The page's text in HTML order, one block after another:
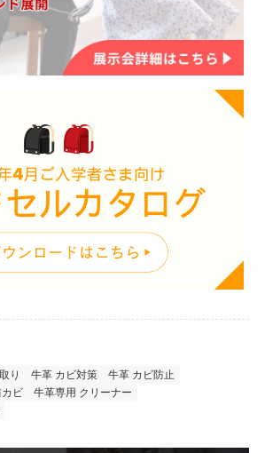
り 牛革 カビ対策
牛革 カビ防止
ビ
牛革専用 クリーナー